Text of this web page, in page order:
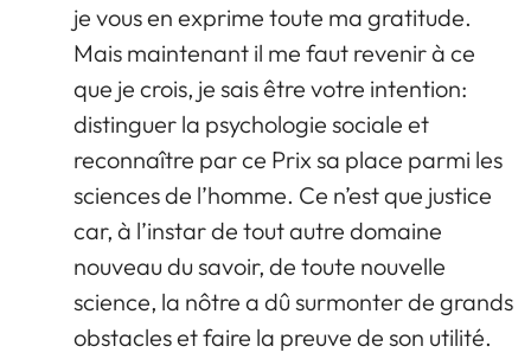
je vous en exprime toute ma gratitude.
Mais maintenant il me faut revenir à ce
que je crois, je sais être votre intention:
distinguer la psychologie sociale et
reconnaître par ce Prix sa place parmi les
sciences de l’homme. Ce n’est que justice
car, à l’instar de tout autre domaine
nouveau du savoir, de toute nouvelle
science, la nôtre a dû surmonter de grands
obstacles et faire la preuve de son utilité.